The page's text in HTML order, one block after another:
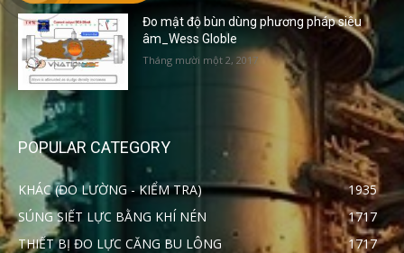
Đo mật độ bùn dùng phương pháp siêu
âm_Wess Globle
Tháng mười một 2, 2017
POPULAR CATEGORY
KHÁC (ĐO LƯỜNG - KIỂM TRA)
1935
SÚNG SIẾT LỰC BẰNG KHÍ NÉN
1717
THIẾT BỊ ĐO LỰC CĂNG BU LÔNG
1717